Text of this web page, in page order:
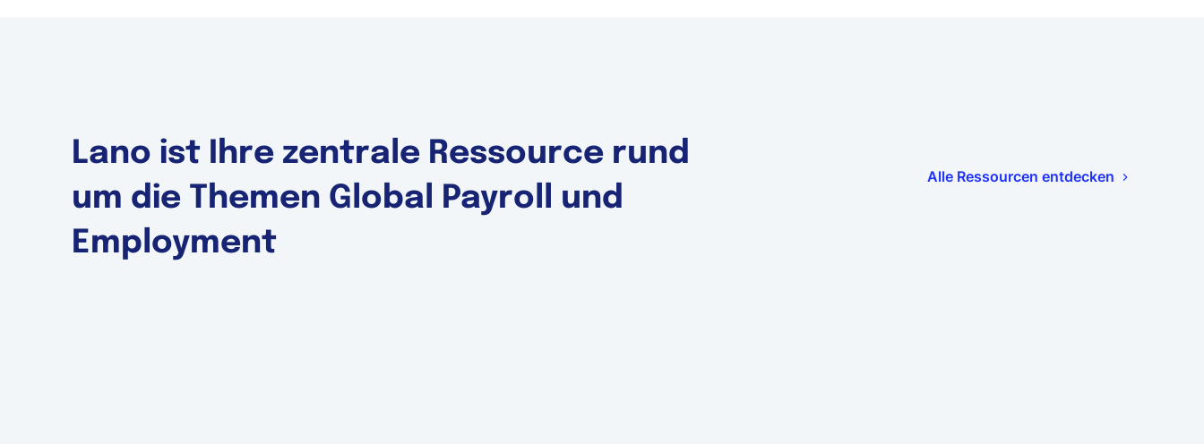
Lano ist Ihre zentrale Ressource rund
um die Themen Global Payroll und
Employment
Alle Ressourcen entdecken